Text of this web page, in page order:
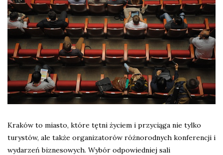
Kraków to miasto, które tętni życiem i przyciąga nie tylko
turystów, ale także organizatorów różnorodnych konferencji i
wydarzeń biznesowych. Wybór odpowiedniej sali